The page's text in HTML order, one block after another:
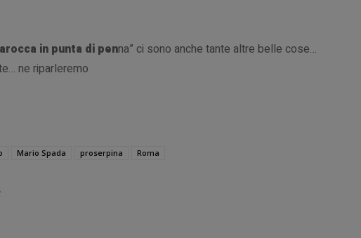
in punta di penna” ci sono anche tante altre belle cose…
ne riparleremo
Mario Spada proserpina Roma